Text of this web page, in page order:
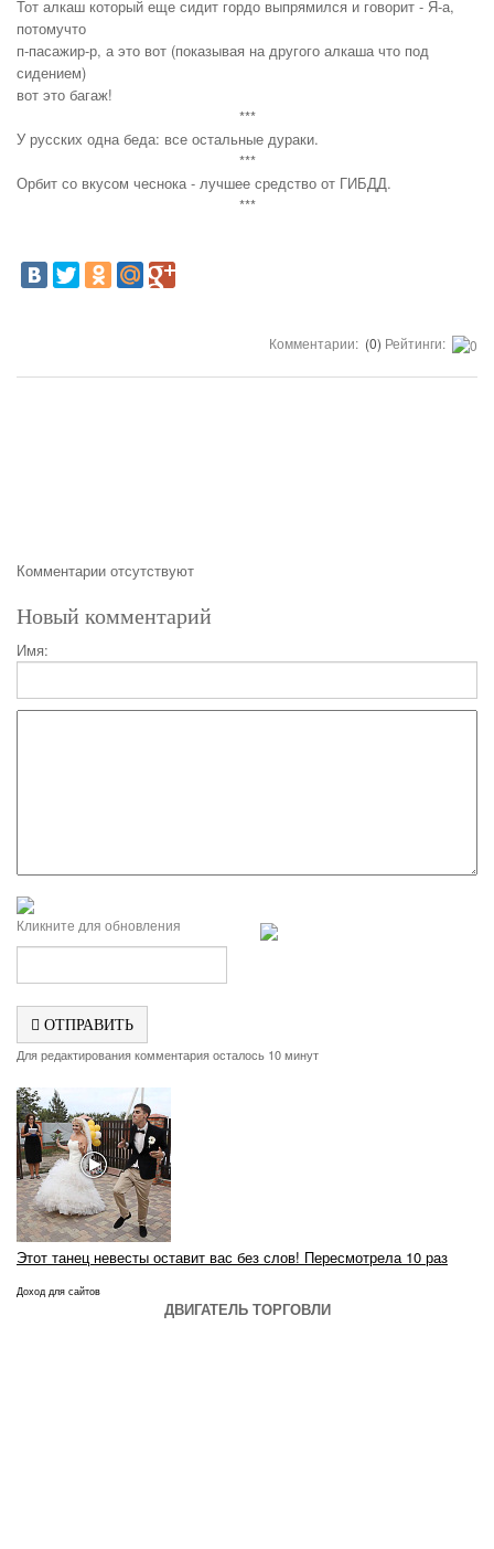
Тот алкаш который еще сидит гордо выпрямился и говорит - Я-а,
потомучто
п-пасажир-р, а это вот (показывая на другого алкаша что под
сидением)
вот это багаж!
***
У русских одна беда: все остальные дураки.
***
Орбит со вкусом чеснока - лучшее средство от ГИБДД.
***
Комментарии: (0) Рейтинги:
Комментарии отсутствуют
Новый комментарий
Имя:
Кликните для обновления
ОТПРАВИТЬ
Для редактирования комментария осталось 10 минут
Этот танец невесты оставит вас без слов! Пересмотрела 10 раз
Доход для сайтов
ДВИГАТЕЛЬ ТОРГОВЛИ